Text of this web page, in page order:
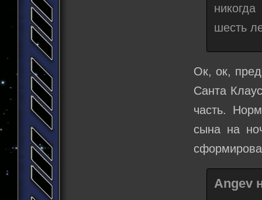
шесть
Ок, ок,
Санта
часть.
сына на
Angev